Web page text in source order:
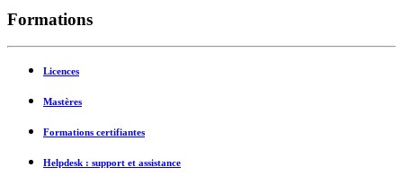
Formations
Licences
Mastères
Formations certifiantes
Helpdesk : support et assistance